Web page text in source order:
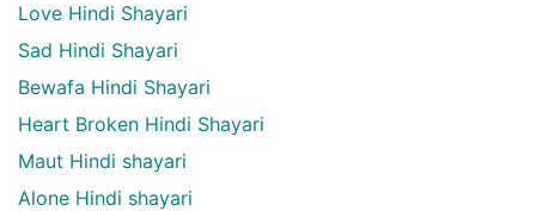
Love Hindi Shayari
Sad Hindi Shayari
Bewafa Hindi Shayari
Heart Broken Hindi Shayari
Maut Hindi shayari
Alone Hindi shayari